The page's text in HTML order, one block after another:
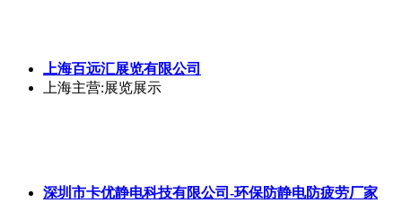
上海百远汇展览有限公司
上海主营:展览展示
深圳市卡优静电科技有限公司-环保防静电防疲劳厂家